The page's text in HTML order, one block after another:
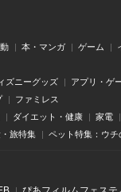
本・マンガ ゲーム
ズニーグッズ アプリ・ゲ
ファミレス
ダイエット・健康 家電
旅特集 ペット特集：ウチ